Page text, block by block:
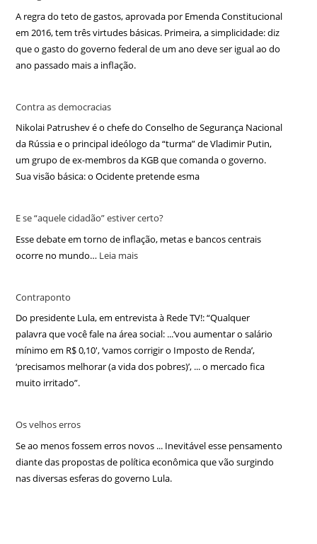
A regra do teto de gastos, aprovada por Emenda Constitucional
em 2016, tem três virtudes básicas. Primeira, a simplicidade: diz
que o gasto do governo federal de um ano deve ser igual ao do
ano passado mais a inflação.
Contra as democracias
Nikolai Patrushev é o chefe do Conselho de Segurança Nacional
da Rússia e o principal ideólogo da “turma” de Vladimir Putin,
um grupo de ex-membros da KGB que comanda o governo.
Sua visão básica: o Ocidente pretende esma
E se “aquele cidadão” estiver certo?
Esse debate em torno de inflação, metas e bancos centrais
ocorre no mundo… Leia mais
Contraponto
Do presidente Lula, em entrevista à Rede TV!: “Qualquer
palavra que você fale na área social: ...‘vou aumentar o salário
mínimo em R$ 0,10′, ‘vamos corrigir o Imposto de Renda’,
‘precisamos melhorar (a vida dos pobres)’, ... o mercado fica
muito irritado”.
Os velhos erros
Se ao menos fossem erros novos ... Inevitável esse pensamento
diante das propostas de política econômica que vão surgindo
nas diversas esferas do governo Lula.